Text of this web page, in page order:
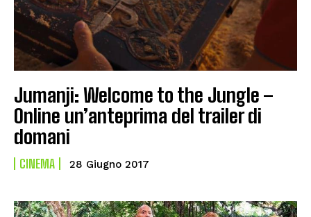
Jumanji: Welcome to the Jungle –
Online un’anteprima del trailer di
domani
CINEMA 28 Giugno 2017